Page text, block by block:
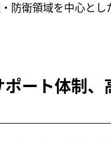
防衛領域を中心と
ート体制